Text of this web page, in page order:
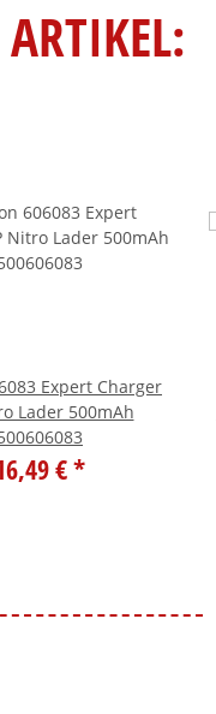
Expert Charger
Lader 500mAh
€*